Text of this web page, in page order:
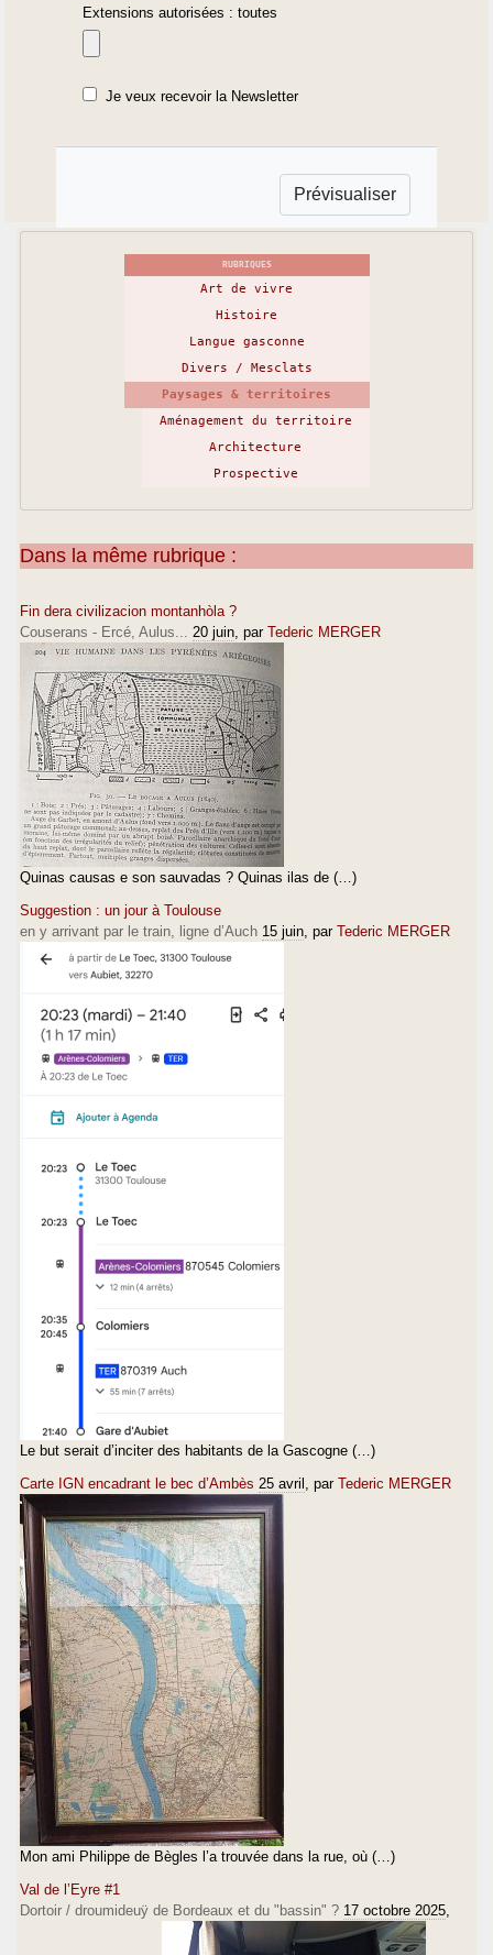
Extensions autorisées : toutes
Je veux recevoir la Newsletter
RUBRIQUES
Art de vivre
Histoire
Langue gasconne
Divers / Mesclats
Paysages & territoires
Aménagement du territoire
Architecture
Prospective
Dans la même rubrique :
Fin dera civilizacion montanhòla ?
Couserans - Ercé, Aulus...
20 juin , par Tederic MERGER
Quinas causas e son sauvadas ? Quinas ilas de (…)
Suggestion : un jour à Toulouse
en y arrivant par le train, ligne d’Auch 15 juin , par Tederic MERGER
Le but serait d’inciter des habitants de la Gascogne (…)
Carte IGN encadrant le bec d’Ambès 25 avril , par Tederic MERGER
Mon ami Philippe de Bègles l’a trouvée dans la rue, où (…)
Val de l’Eyre #1
Dortoir / droumideuÿ de Bordeaux et du "bassin" ? 17 octobre 2025